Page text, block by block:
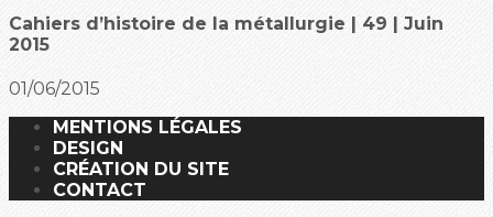
Cahiers d’histoire de la métallurgie | 49 | Juin
2015
01/06/2015
MENTIONS LÉGALES
DESIGN
CRÉATION DU SITE
CONTACT